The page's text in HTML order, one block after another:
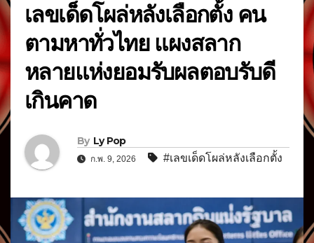
เลขเด็ดโผล่หลังเลือกตั้ง คน
ตามหาทั่วไทย แผงสลาก
หลายแห่งยอมรับผลตอบรับดี
เกินคาด
By Ly Pop
ก.พ. 9, 2026 #เลขเด็ดโผล่หลังเลือกตั้ง